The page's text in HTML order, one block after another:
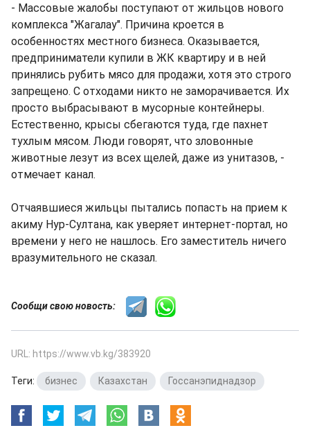
- Массовые жалобы поступают от жильцов нового
комплекса "Жагалау". Причина кроется в
особенностях местного бизнеса. Оказывается,
предприниматели купили в ЖК квартиру и в ней
принялись рубить мясо для продажи, хотя это строго
запрещено. С отходами никто не заморачивается. Их
просто выбрасывают в мусорные контейнеры.
Естественно, крысы сбегаются туда, где пахнет
тухлым мясом. Люди говорят, что зловонные
животные лезут из всех щелей, даже из унитазов, -
отмечает канал.
Отчаявшиеся жильцы пытались попасть на прием к
акиму Нур-Султана, как уверяет интернет-портал, но
времени у него не нашлось. Его заместитель ничего
вразумительного не сказал.
Сообщи свою новость:
URL: https://www.vb.kg/383920
Теги: бизнес Казахстан Госсанэпиднадзор